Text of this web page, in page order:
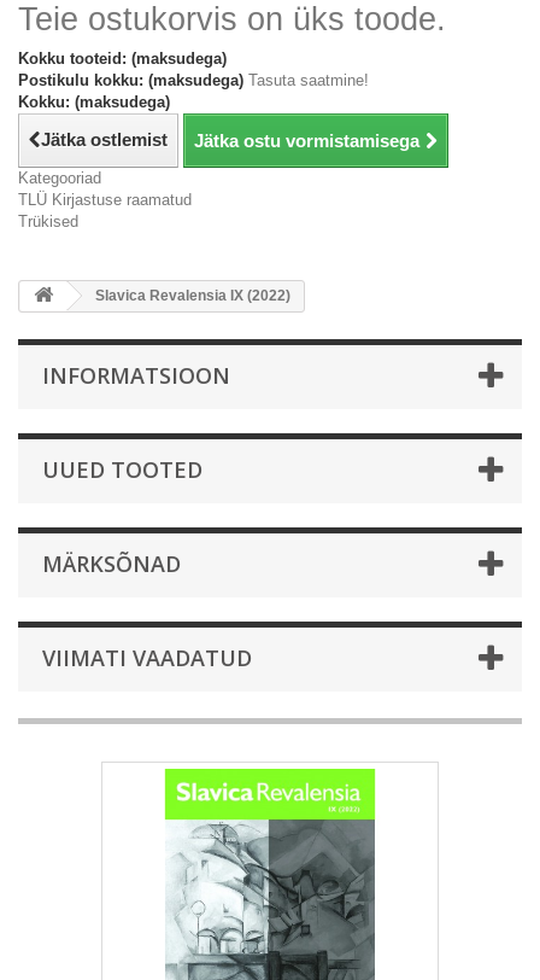
Teie ostukorvis on üks toode.
Kokku tooteid: (maksudega)
Postikulu kokku: (maksudega) Tasuta saatmine!
Kokku: (maksudega)
Jätka ostlemist Jätka ostu vormistamisega
Kategooriad
TLÜ Kirjastuse raamatud
Trükised
Slavica Revalensia IX (2022)
INFORMATSIOON
UUED TOOTED
MÄRKSÕNAD
VIIMATI VAADATUD